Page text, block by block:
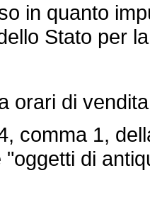
in quanto
Stato per
orari di
comma 1,
"oggetti di